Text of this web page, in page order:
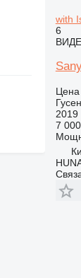
with
6
Цена
2019
7